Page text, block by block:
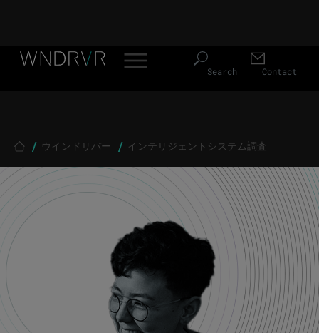
Skip to main content
Header Menu JP Search Contact
Breadcrumb
ウインドリバー インテリジェントシステム調査